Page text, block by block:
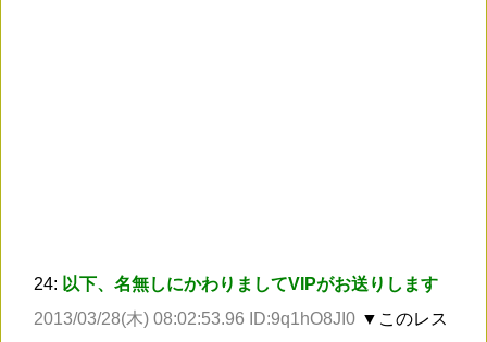
24: 以下、名無しにかわりましてVIPがお送りします
2013/03/28(木) 08:02:53.96 ID:9q1hO8JI0 ▼このレス